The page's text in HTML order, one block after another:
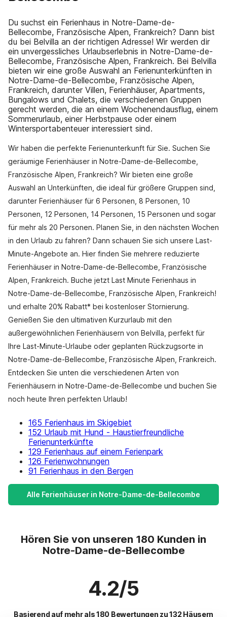
Du suchst ein Ferienhaus in Notre-Dame-de-
Bellecombe, Französische Alpen, Frankreich? Dann bist
du bei Belvilla an der richtigen Adresse! Wir werden dir
ein unvergessliches Urlaubserlebnis in Notre-Dame-de-
Bellecombe, Französische Alpen, Frankreich. Bei Belvilla
bieten wir eine große Auswahl an Ferienunterkünften in
Notre-Dame-de-Bellecombe, Französische Alpen,
Frankreich, darunter Villen, Ferienhäuser, Apartments,
Bungalows und Chalets, die verschiedenen Gruppen
gerecht werden, die an einem Wochenendausflug, einem
Sommerurlaub, einer Herbstpause oder einem
Wintersportabenteuer interessiert sind.
Wir haben die perfekte Ferienunterkunft für Sie. Suchen Sie
geräumige Ferienhäuser in Notre-Dame-de-Bellecombe,
Französische Alpen, Frankreich? Wir bieten eine große
Auswahl an Unterkünften, die ideal für größere Gruppen sind,
darunter Ferienhäuser für 6 Personen, 8 Personen, 10
Personen, 12 Personen, 14 Personen, 15 Personen und sogar
für mehr als 20 Personen. Planen Sie, in den nächsten Wochen
in den Urlaub zu fahren? Dann schauen Sie sich unsere Last-
Minute-Angebote an. Hier finden Sie mehrere reduzierte
Ferienhäuser in Notre-Dame-de-Bellecombe, Französische
Alpen, Frankreich. Buche jetzt Last Minute Ferienhaus in
Notre-Dame-de-Bellecombe, Französische Alpen, Frankreich!
und erhalte 20% Rabatt* bei kostenloser Stornierung.
Genießen Sie den ultimativen Kurzurlaub mit den
außergewöhnlichen Ferienhäusern von Belvilla, perfekt für
Ihre Last-Minute-Urlaube oder geplanten Rückzugsorte in
Notre-Dame-de-Bellecombe, Französische Alpen, Frankreich.
Entdecken Sie unten die verschiedenen Arten von
Ferienhäusern in Notre-Dame-de-Bellecombe und buchen Sie
noch heute Ihren perfekten Urlaub!
165 Ferienhaus im Skigebiet
152 Urlaub mit Hund - Haustierfreundliche
Ferienunterkünfte
129 Ferienhaus auf einem Ferienpark
126 Ferienwohnungen
91 Ferienhaus in den Bergen
Alle Ferienhäuser in Notre-Dame-de-Bellecombe
Hören Sie von unseren 180 Kunden in
Notre-Dame-de-Bellecombe
4.2/5
Basierend auf mehr als 180 Bewertungen zu 132 Häusern